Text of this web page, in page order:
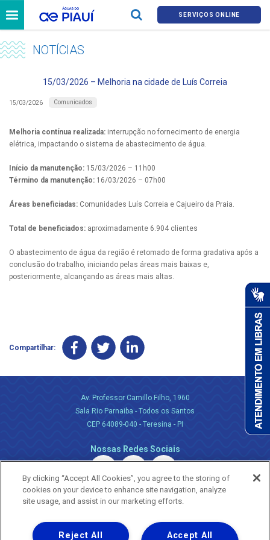
SERVIÇOS ONLINE
NOTÍCIAS
15/03/2026 – Melhoria na cidade de Luís Correia
15/03/2026 Comunicados
Melhoria contínua realizada: interrupção no fornecimento de energia
elétrica, impactando o sistema de abastecimento de água.
Início da manutenção: 15/03/2026 – 11h00
Término da manutenção: 16/03/2026 – 07h00
Áreas beneficiadas: Comunidades Luís Correia e Cajueiro da Praia.
Total de beneficiados: aproximadamente 6.904 clientes
O abastecimento de água da região é retomado de forma gradativa após a
conclusão do trabalho, iniciando pelas áreas mais baixas e,
posteriormente, alcançando as áreas mais altas.
Compartilhar:
Av. Professor Camillo Filho, 1960
Sala Rio Parnaiba - Todos os Santos
CEP 64089-040 - Teresina - PI
Nossas Redes Sociais
By clicking “Accept All Cookies”, you agree to the storing of
cookies on your device to enhance site navigation, analyze
site usage, and assist in our marketing efforts.
Accept All
Reject All